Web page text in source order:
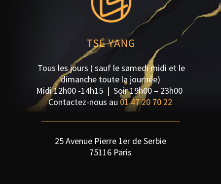
Tous les jours ( sauf le samedi midi et le
dimanche toute la journée)
Midi 12h00 -14h15 | Soir 19h00 – 23h00
Contactez-nous au 01 47 20 70 22
25 Avenue Pierre 1er de Serbie
75116 Paris